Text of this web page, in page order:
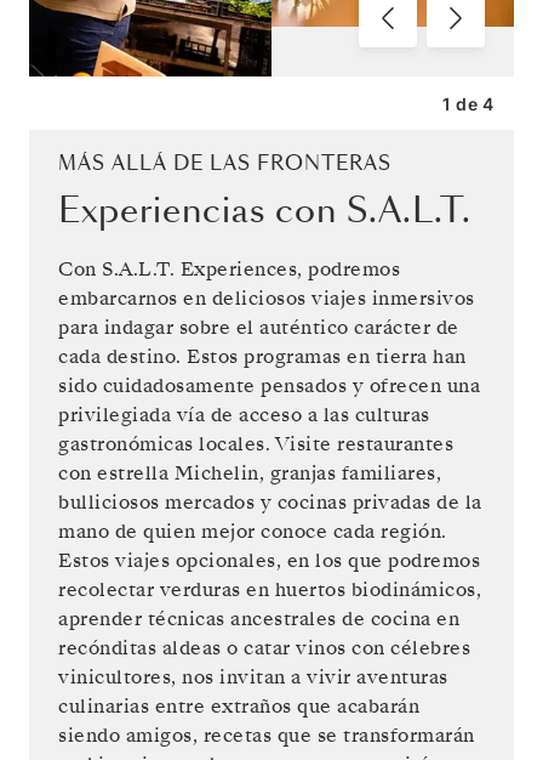
1 de 4
MÁS ALLÁ DE LAS FRONTERAS
Experiencias con S.A.L.T.​
Con S.A.L.T. Experiences, podremos
embarcarnos en deliciosos viajes inmersivos
para indagar sobre el auténtico carácter de
cada destino. Estos programas en tierra han
sido cuidadosamente pensados y ofrecen una
privilegiada vía de acceso a las culturas
gastronómicas locales. Visite restaurantes
con estrella Michelin, granjas familiares,
bulliciosos mercados y cocinas privadas de la
mano de quien mejor conoce cada región.
Estos viajes opcionales, en los que podremos
recolectar verduras en huertos biodinámicos,
aprender técnicas ancestrales de cocina en
recónditas aldeas o catar vinos con célebres
vinicultores, nos invitan a vivir aventuras
culinarias entre extraños que acabarán
siendo amigos, recetas que se transformarán